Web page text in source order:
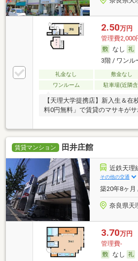
2.50万円
管理費2,000
なし
3階 / ワンル
礼金なし 敷金なし
ワンルーム
駐車場(近隣
【天理大学提携店】新入生＆在
料0円無料」で賃貸のマサキがサ
賃貸マンション 田井庄館
近鉄天理
その他の交通
築20年8ヶ月
奈良県天
3.70万円
管理費-
なし